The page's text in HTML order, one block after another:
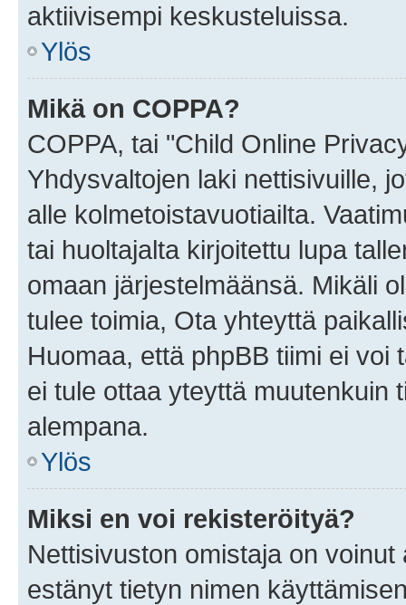
aktiivisempi keskusteluissa.
Ylös
Mikä on COPPA?
COPPA, tai "Child Online
Yhdysvaltojen laki nettisivuille,
alle kolmetoistavuotiailta.
tai huoltajalta kirjoitettu lupa
omaan järjestelmäänsä. Mikäli
tulee toimia, Ota yhteyttä
Huomaa, että phpBB tiimi ei
ei tule ottaa yteyttä muutenkuin
alempana.
Ylös
Miksi en voi rekisteröityä?
Nettisivuston omistaja on
estänyt tietyn nimen